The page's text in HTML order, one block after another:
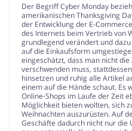
Der Begriff Cyber Monday
amerikanischen Thanksgiving
der Entwicklung der E-
des Internets beim Vertrieb von
grundlegend verändert und
auf die Einkaufsform
eingeschätzt, dass man nicht
verschwenden muss,
hinsetzen und ruhig alle Artikel
einem auf die Hände schaut. Es
Online-Shops im Laufe der Zeit
Möglichkeit bieten wollten, sich
Weihnachten auszurüsten. Auf
Geschäfte dadurch nicht nur die